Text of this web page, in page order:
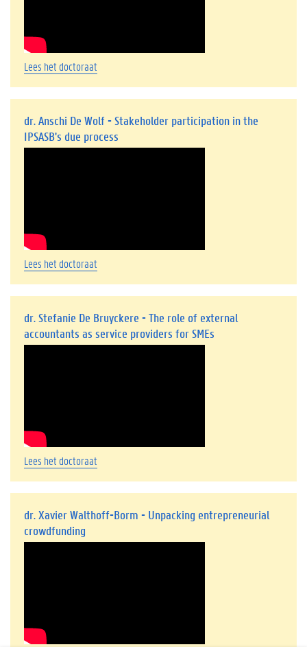
Lees het doctoraat
dr. Anschi De Wolf - Stakeholder participation in the
IPSASB's due process
Lees het doctoraat
dr. Stefanie De Bruyckere - The role of external
accountants as service providers for SMEs
Lees het doctoraat
dr. Xavier Walthoff-Borm - Unpacking entrepreneurial
crowdfunding